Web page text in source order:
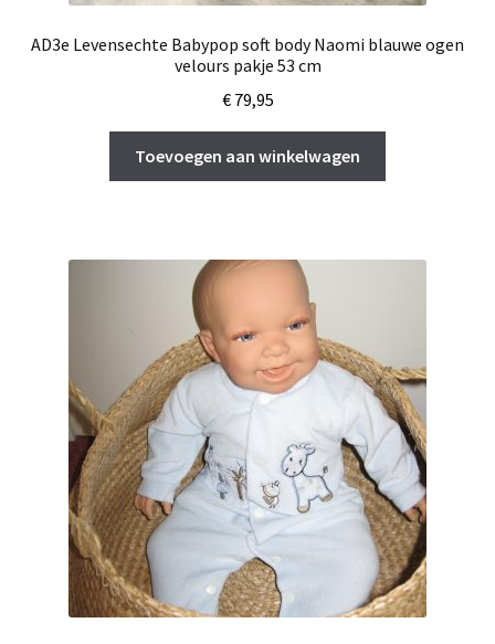
AD3e Levensechte Babypop soft body Naomi blauwe ogen
velours pakje 53 cm
€79,95
Toevoegen aan winkelwagen